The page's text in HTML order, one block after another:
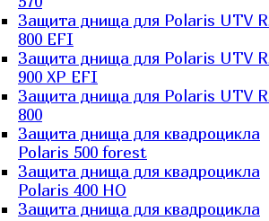
Защита днища для Polaris UTV
800 EFI
Защита днища для Polaris UTV
900 XP EFI
Защита днища для Polaris UTV
800
Защита днища для квадроцикла
Polaris 500 forest
Защита днища для квадроцикла
Polaris 400 HO
Защита днища для квадроцикла